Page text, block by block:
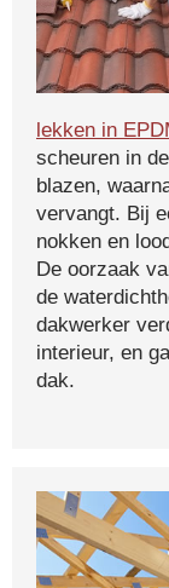
lekken in
scheuren in
blazen,
vervangt. Bij
nokken en
De oorzaak
de
dakwerker
interieur, en
dak.